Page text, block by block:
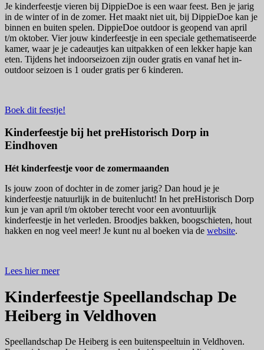
Je kinderfeestje vieren bij DippieDoe is een waar feest. Ben je jarig
in de winter of in de zomer. Het maakt niet uit, bij DippieDoe kan je
binnen en buiten spelen. DippieDoe outdoor is geopend van april
t/m oktober. Vier jouw kinderfeestje in een speciale gethematiseerde
kamer, waar je je cadeautjes kan uitpakken of een lekker hapje kan
eten. Tijdens het indoorseizoen zijn ouder gratis en vanaf het in-
outdoor seizoen is 1 ouder gratis per 6 kinderen.
Boek dit feestje!
Kinderfeestje bij het preHistorisch Dorp in
Eindhoven
Hét kinderfeestje voor de zomermaanden
Is jouw zoon of dochter in de zomer jarig? Dan houd je je
kinderfeestje natuurlijk in de buitenlucht! In het preHistorisch Dorp
kun je van april t/m oktober terecht voor een avontuurlijk
kinderfeestje in het verleden. Broodjes bakken, boogschieten, hout
hakken en nog veel meer! Je kunt nu al boeken via de website.
Lees hier meer
Kinderfeestje Speellandschap De
Heiberg in Veldhoven
Speellandschap De Heiberg is een buitenspeeltuin in Veldhoven.